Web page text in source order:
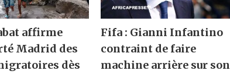
affirme
Madrid des
dès
Fifa : Gianni Infantino
contraint de faire
machine arrière sur son